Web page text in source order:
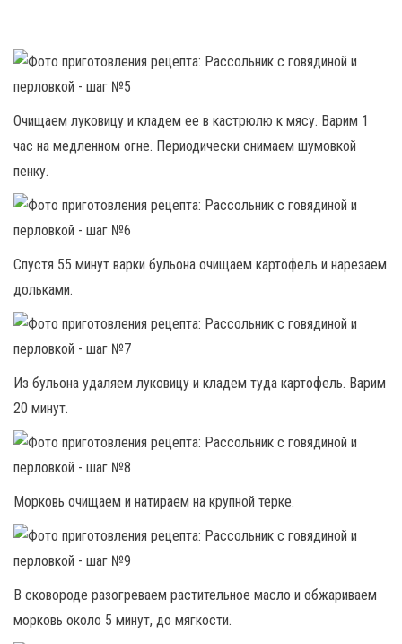
Очищаем луковицу и кладем ее в кастрюлю к мясу. Варим 1
час на медленном огне. Периодически снимаем шумовкой
пенку.
Спустя 55 минут варки бульона очищаем картофель и нарезаем
дольками.
Из бульона удаляем луковицу и кладем туда картофель. Варим
20 минут.
Морковь очищаем и натираем на крупной терке.
В сковороде разогреваем растительное масло и обжариваем
морковь около 5 минут, до мягкости.